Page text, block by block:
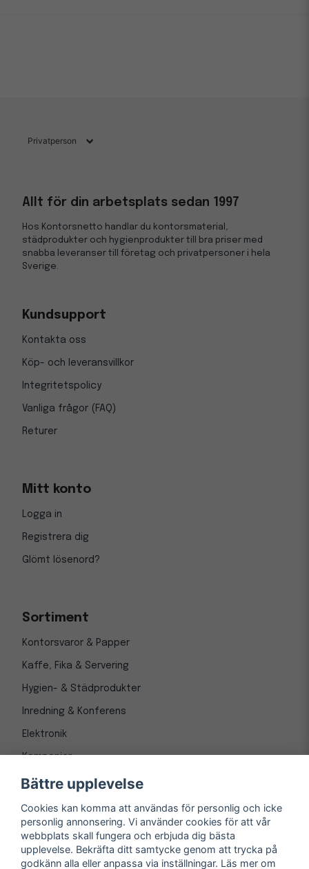
Allt för din arbetsplats sedan 1997
Hos Kontorsnetto handlar du kontorsmaterial,
städprodukter och hygienprodukter till bra priser med
snabba leveranser till företag och privatpersoner i hela
Sverige.
Kundsupport
Kontakta oss
Köp- och leveransvillkor
Integritetspolicy
Vanliga frågor (FAQ)
Returer
Mitt konto
Logga in
Registrera dig
Glömt lösenord?
Sortiment
Kontorsvaror & Papper
Kaffe, Fika & Servering
Hygien- & Städprodukter
Inredning & Konferens
Elektronik
Kampanjer
Bättre upplevelse
Cookies kan komma att användas för personlig och icke
personlig annonsering. Vi använder cookies för att vår
webbplats skall fungera och erbjuda dig bästa
upplevelse. Bekräfta ditt samtycke genom att trycka på
godkänn alla eller anpassa via inställningar. Läs mer om